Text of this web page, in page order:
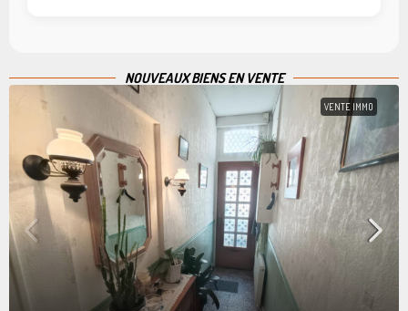
NOUVEAUX BIENS EN VENTE
VENTE IMMO